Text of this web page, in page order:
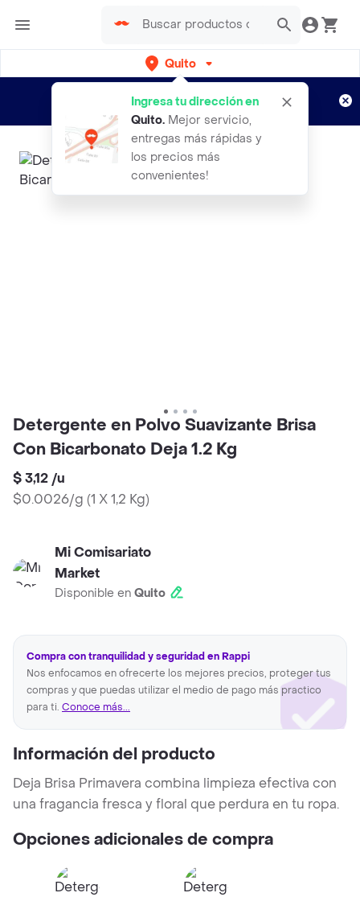
Quito
Ingresa tu dirección en
Quito. Mejor servicio,
entregas más rápidas y
los precios más
convenientes!
envíos gratis por semanas
Aplican TyC
Detergente en Polvo Suavizante Brisa
Con Bicarbonato Deja 1.2 Kg
$ 3,12 /u
$0.0026/g (1 X 1,2 Kg)
Mi Comisariato
Market
Disponible en Quito
Compra con tranquilidad y seguridad en Rappi
Nos enfocamos en ofrecerte los mejores precios, proteger tus
compras y que puedas utilizar el medio de pago más practico
para ti. Conoce más...
Información del producto
Deja Brisa Primavera combina limpieza efectiva con
una fragancia fresca y floral que perdura en tu ropa.
Opciones adicionales de compra